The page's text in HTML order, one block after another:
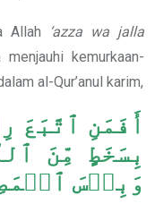
Allah
‘azza wa jalla
kemurkaan-
al-Qur’anul karim,
أَفَمَنِ ٱتَّبَعَ
بِسَخَطٍ مِّنَ
وَبِئۡسَ